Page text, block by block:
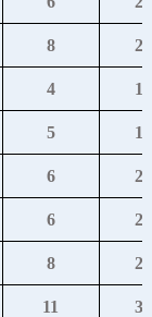
8
4
5
6
6
8
11